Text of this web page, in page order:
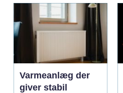
Varmeanlæg der
giver stabil